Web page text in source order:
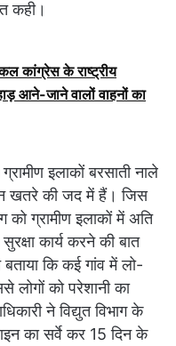
कही।
कांग्रेस के राष्ट्रीय
आने-जाने वालों वाहनों का
इलाकों बरसाती नाले
खतरे की जद में हैं। जिस
को ग्रामीण इलाकों में अति
कार्य करने की बात
कि कई गांव में लो-
लोगों को परेशानी का
ने विद्युत विभाग के
का सर्वे कर 15 दिन के